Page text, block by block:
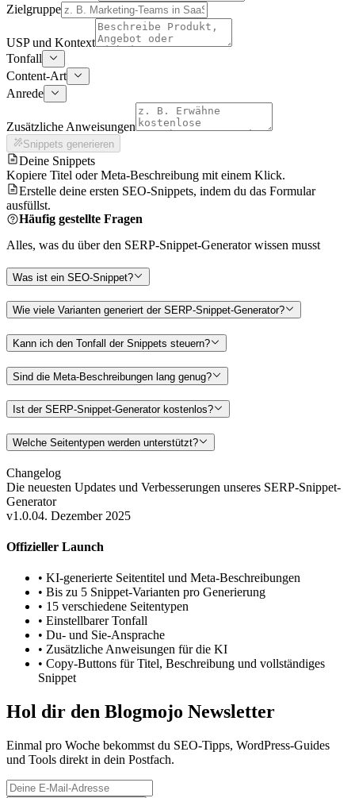
Zielgruppe
USP und Kontext
Tonfall
Content-Art
Anrede
Zusätzliche Anweisungen
Snippets generieren
Deine Snippets
Kopiere Titel oder Meta-Beschreibung mit einem Klick.
Erstelle deine ersten SEO-Snippets, indem du das Formular
ausfüllst.
Häufig gestellte Fragen
Alles, was du über den SERP-Snippet-Generator wissen musst
Was ist ein SEO-Snippet?
Wie viele Varianten generiert der SERP-Snippet-Generator?
Kann ich den Tonfall der Snippets steuern?
Sind die Meta-Beschreibungen lang genug?
Ist der SERP-Snippet-Generator kostenlos?
Welche Seitentypen werden unterstützt?
Changelog
Die neuesten Updates und Verbesserungen unseres SERP-Snippet-
Generator
v1.0.04. Dezember 2025
Offizieller Launch
• KI-generierte Seitentitel und Meta-Beschreibungen
• Bis zu 5 Snippet-Varianten pro Generierung
• 15 verschiedene Seitentypen
• Einstellbarer Tonfall
• Du- und Sie-Ansprache
• Zusätzliche Anweisungen für die KI
• Copy-Buttons für Titel, Beschreibung und vollständiges
Snippet
Hol dir den Blogmojo Newsletter
Einmal pro Woche bekommst du SEO-Tipps, WordPress-Guides
und Tools direkt in dein Postfach.